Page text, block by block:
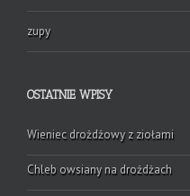
zupy
OSTATNIE WPISY
Wieniec drożdżowy z ziołami
Chleb owsiany na drożdżach